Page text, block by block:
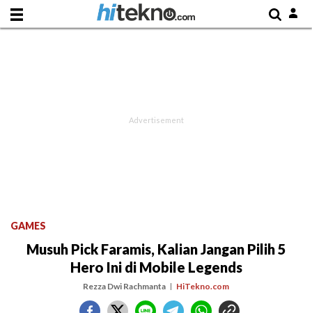
GAMES
Musuh Pick Faramis, Kalian Jangan Pilih 5
Hero Ini di Mobile Legends
Rezza Dwi Rachmanta HiTekno.com